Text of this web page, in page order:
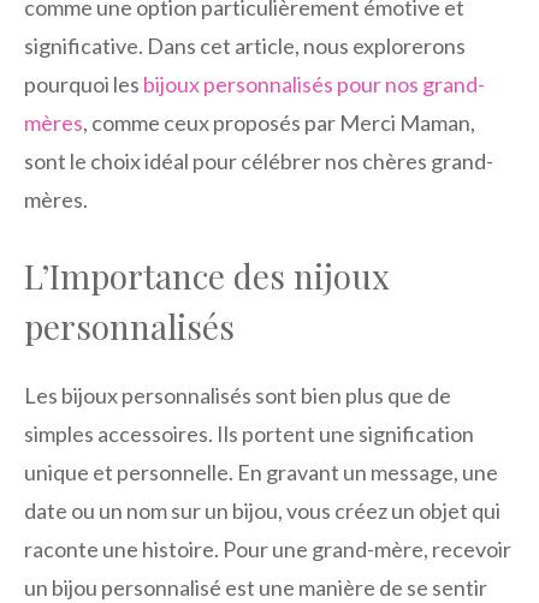
comme une option particulièrement émotive et
significative. Dans cet article, nous explorerons
pourquoi les bijoux personnalisés pour nos grand-
mères, comme ceux proposés par Merci Maman,
sont le choix idéal pour célébrer nos chères grand-
mères.
L’Importance des nijoux
personnalisés
Les bijoux personnalisés sont bien plus que de
simples accessoires. Ils portent une signification
unique et personnelle. En gravant un message, une
date ou un nom sur un bijou, vous créez un objet qui
raconte une histoire. Pour une grand-mère, recevoir
un bijou personnalisé est une manière de se sentir